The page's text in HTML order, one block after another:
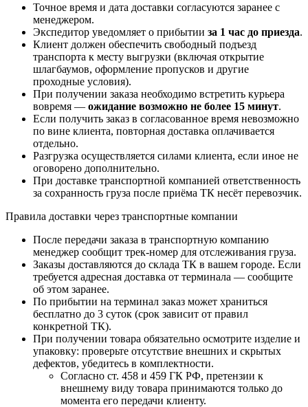
Точное время и дата доставки согласуются заранее с
менеджером.
Экспедитор уведомляет о прибытии за 1 час до приезда.
Клиент должен обеспечить свободный подъезд
транспорта к месту выгрузки (включая открытие
шлагбаумов, оформление пропусков и другие
проходные условия).
При получении заказа необходимо встретить курьера
вовремя — ожидание возможно не более 15 минут.
Если получить заказ в согласованное время невозможно
по вине клиента, повторная доставка оплачивается
отдельно.
Разгрузка осуществляется силами клиента, если иное не
оговорено дополнительно.
При доставке транспортной компанией ответственность
за сохранность груза после приёма ТК несёт перевозчик.
Правила доставки через транспортные компании
После передачи заказа в транспортную компанию
менеджер сообщит трек-номер для отслеживания груза.
Заказы доставляются до склада ТК в вашем городе. Если
требуется адресная доставка от терминала — сообщите
об этом заранее.
По прибытии на терминал заказ может храниться
бесплатно до 3 суток (срок зависит от правил
конкретной ТК).
При получении товара обязательно осмотрите изделие и
упаковку: проверьте отсутствие внешних и скрытых
дефектов, убедитесь в комплектности.
Согласно ст. 458 и 459 ГК РФ, претензии к
внешнему виду товара принимаются только до
момента его передачи клиенту.